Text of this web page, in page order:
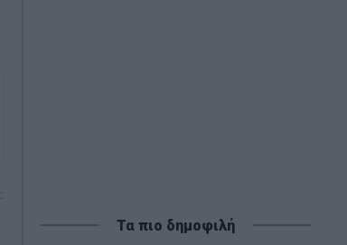
Τα πιο δημοφιλή